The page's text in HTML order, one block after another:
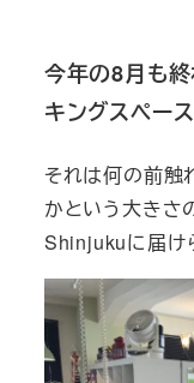
今年の8月も
キングスペー
それは何の前触
かという大きさ
Shinjukuに届け